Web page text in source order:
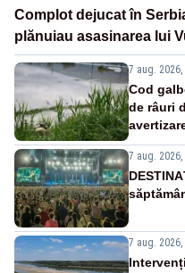
Complot dejucat în
plănuiau asasinarea lui
7 aug. 2026,
Cod
de râuri
7 aug. 2026,
7 aug. 2026,